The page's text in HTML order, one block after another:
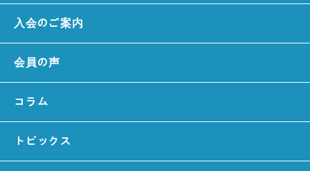
入会のご案内
会員の声
コラム
トピックス